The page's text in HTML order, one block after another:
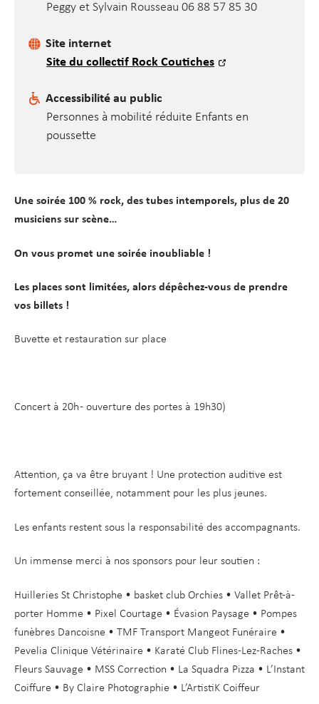
Peggy et Sylvain Rousseau 06 88 57 85 30
Site internet
Site du collectif Rock Coutiches
Accessibilité au public
Personnes à mobilité réduite Enfants en
poussette
Une soirée 100 % rock, des tubes intemporels, plus de 20
musiciens sur scène…
On vous promet une soirée inoubliable !
Les places sont limitées, alors dépêchez-vous de prendre
vos billets !
Buvette et restauration sur place
Concert à 20h - ouverture des portes à 19h30)
Attention, ça va être bruyant ! Une protection auditive est
fortement conseillée, notamment pour les plus jeunes.
Les enfants restent sous la responsabilité des accompagnants.
Un immense merci à nos sponsors pour leur soutien :
Huilleries St Christophe • basket club Orchies • Vallet Prêt-à-
porter Homme • Pixel Courtage • Évasion Paysage • Pompes
funèbres Dancoisne • TMF Transport Mangeot Funéraire •
Pevelia Clinique Vétérinaire • Karaté Club Flines-Lez-Raches •
Fleurs Sauvage • MSS Correction • La Squadra Pizza • L’Instant
Coiffure • By Claire Photographie • L’ArtistiK Coiffeur